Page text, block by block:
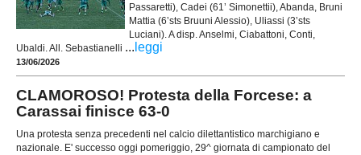
Passaretti), Cadei (61’ Simonettii), Abanda, Bruni
Mattia (6’sts Bruuni Alessio), Uliassi (3’sts
Luciani). A disp. Anselmi, Ciabattoni, Conti,
Ubaldi. All. Sebastianelli ... leggi
13/06/2026
CLAMOROSO! Protesta della Forcese: a
Carassai finisce 63-0
Una protesta senza precedenti nel calcio dilettantistico marchigiano e
nazionale. E' successo oggi pomeriggio, 29^ giornata di campionato del